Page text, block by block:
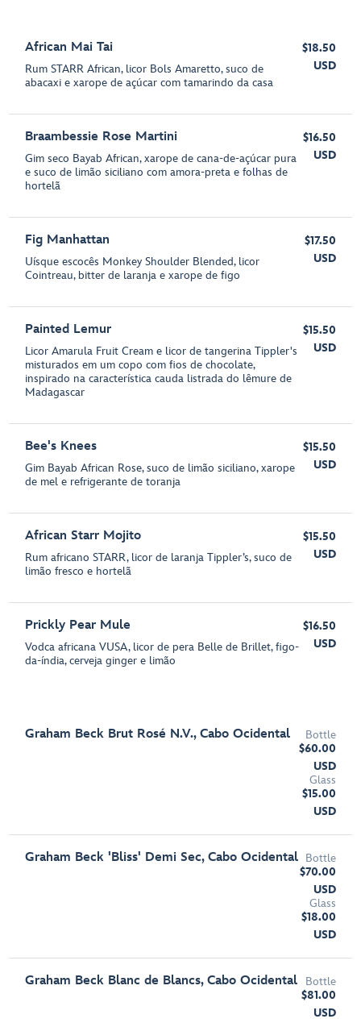
African Mai Tai
Rum STARR African, licor Bols Amaretto, suco de
abacaxi e xarope de açúcar com tamarindo da casa
$18.50
USD
Braambessie Rose Martini
Gim seco Bayab African, xarope de cana-de-açúcar pura
e suco de limão siciliano com amora-preta e folhas de
hortelã
$16.50
USD
Fig Manhattan
Uísque escocês Monkey Shoulder Blended, licor
Cointreau, bitter de laranja e xarope de figo
$17.50
USD
Painted Lemur
Licor Amarula Fruit Cream e licor de tangerina Tippler's
misturados em um copo com fios de chocolate,
inspirado na característica cauda listrada do lêmure de
Madagascar
$15.50
USD
Bee's Knees
Gim Bayab African Rose, suco de limão siciliano, xarope
de mel e refrigerante de toranja
$15.50
USD
African Starr Mojito
Rum africano STARR, licor de laranja Tippler’s, suco de
limão fresco e hortelã
$15.50
USD
Prickly Pear Mule
Vodca africana VUSA, licor de pera Belle de Brillet, figo-
da-índia, cerveja ginger e limão
$16.50
USD
Graham Beck Brut Rosé N.V., Cabo Ocidental
Bottle
$60.00
USD
Glass
$15.00
USD
Graham Beck 'Bliss' Demi Sec, Cabo Ocidental Bottle
$70.00
USD
Glass
$18.00
USD
Graham Beck Blanc de Blancs, Cabo Ocidental
Bottle
$81.00
USD